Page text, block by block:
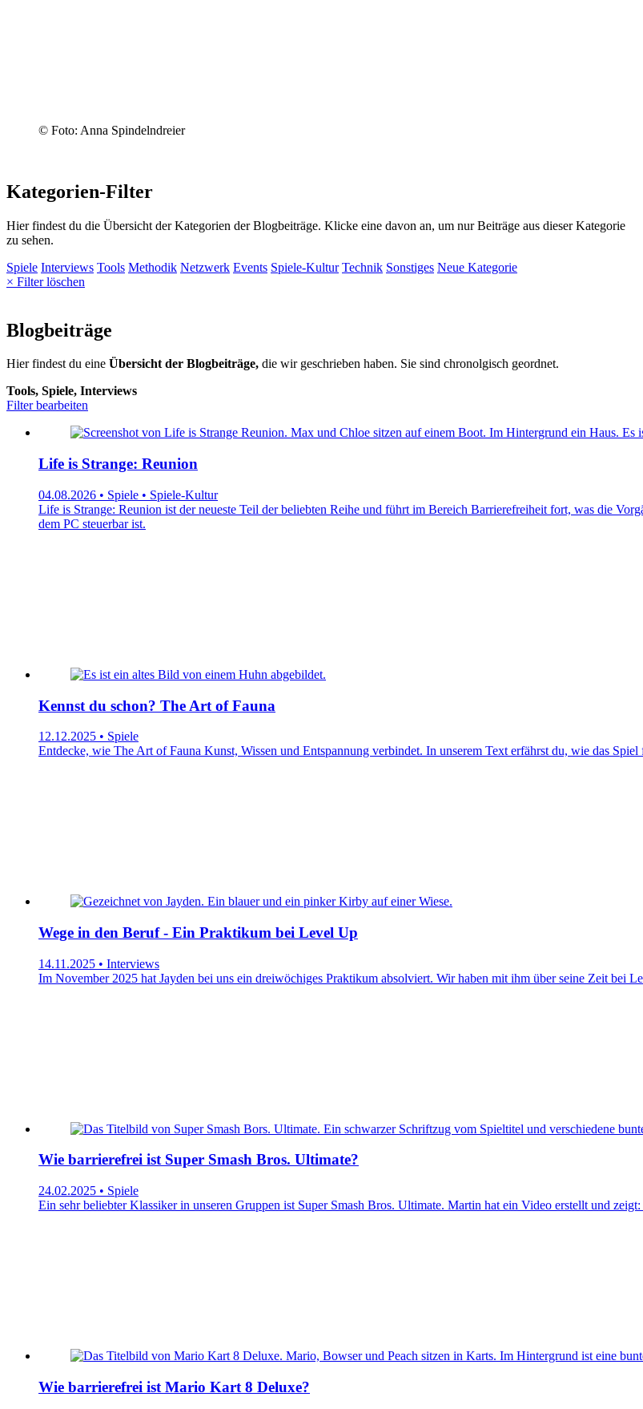
© Foto: Anna Spindelndreier
Kategorien-Filter
Hier findest du die Übersicht der Kategorien der Blogbeiträge. Klicke eine davon an, um nur Beiträge aus dieser Kategorie
zu sehen.
Spiele Interviews Tools Methodik Netzwerk Events Spiele-Kultur Technik Sonstiges Neue Kategorie
× Filter löschen
Blogbeiträge
Hier findest du eine Übersicht der Blogbeiträge, die wir geschrieben haben. Sie sind chronolgisch geordnet.
Tools, Spiele, Interviews
Filter bearbeiten
Life is Strange: Reunion
04.08.2026 • Spiele • Spiele-Kultur
Life is Strange: Reunion ist der neueste Teil der beliebten Reihe und führt im Bereich Barrierefreiheit fort, was die
dem PC steuerbar ist.
Kennst du schon? The Art of Fauna
12.12.2025 • Spiele
Entdecke, wie The Art of Fauna Kunst, Wissen und Entspannung verbindet. In unserem Text erfährst du, wie das
Wege in den Beruf - Ein Praktikum bei Level Up
14.11.2025 • Interviews
Im November 2025 hat Jayden bei uns ein dreiwöchiges Praktikum absolviert. Wir haben mit ihm über seine Zeit bei
Wie barrierefrei ist Super Smash Bros. Ultimate?
24.02.2025 • Spiele
Ein sehr beliebter Klassiker in unseren Gruppen ist Super Smash Bros. Ultimate. Martin hat ein Video erstellt und
Wie barrierefrei ist Mario Kart 8 Deluxe?